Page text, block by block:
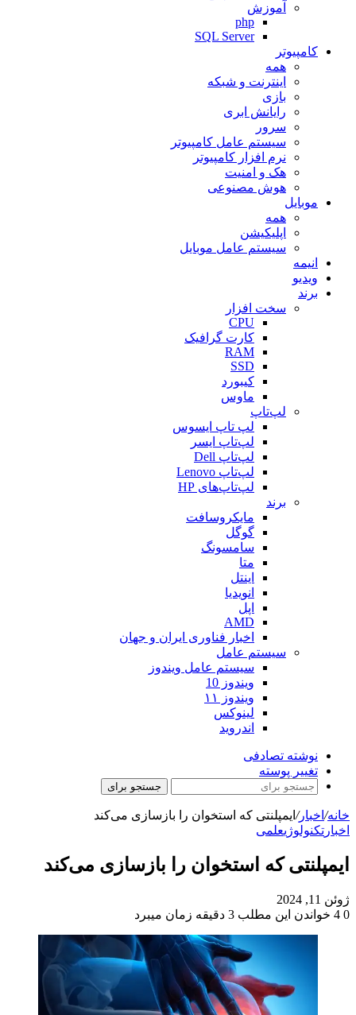
آموزش
php
SQL Server
کامپیوتر
همه
اینترنت و شبکه
بازی
رایانش ابری
سرور
سیستم عامل کامپیوتر
نرم افزار کامپیوتر
هک و امنیت
هوش مصنوعی
موبایل
همه
اپلیکیشن
سیستم عامل موبایل
انیمه
ویدیو
برند
سخت افزار
CPU
کارت گرافیک
RAM
SSD
کیبورد
ماوس
لپ‌تاپ
لپ تاپ ایسوس
لپ‌تاپ ایسر
لپ‌تاپ Dell
لپ‌تاپ Lenovo
لپ‌تاپ‌های HP
برند
مایکروسافت
گوگل
سامسونگ
متا
اینتل
انویدیا
اپل
AMD
اخبار فناوری ایران و جهان
سیستم عامل
سیستم عامل ویندوز
ویندوز 10
ویندوز ۱۱
لینوکس
اندروید
نوشته تصادفی
تغییر پوسته
جستجو برای
خانه/ اخبار/ ایمپلنتی که استخوان را بازسازی می‌کند
اخبار تکنولوژیعلمی
ایمپلنتی که استخوان را بازسازی می‌کند
ژوئن 11, 2024
0
خواندن این مطلب 3 دقیقه زمان میبرد